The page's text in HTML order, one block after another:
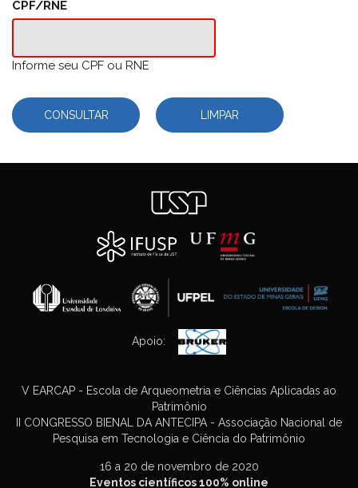
CPF/RNE
Informe seu CPF ou RNE
Apoio:
V EARCAP - Escola de Arqueometria e Ciências Aplicadas ao
Patrimônio
II CONGRESSO BIENAL DA ANTECIPA - Associação Nacional de
Pesquisa em Tecnologia e Ciência do Patrimônio
16 a 20 de novembro de 2020
Eventos científicos 100% online